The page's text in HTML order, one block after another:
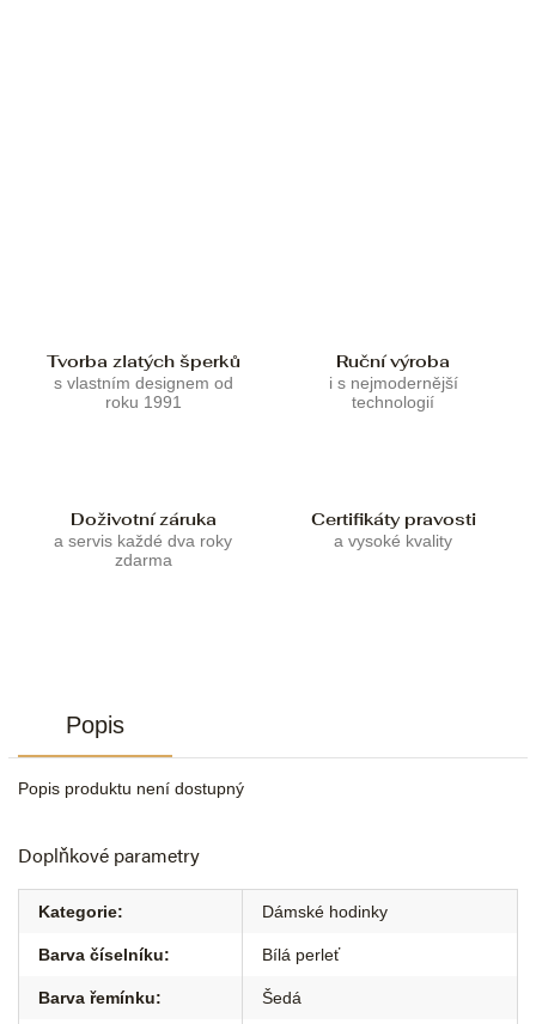
Tvorba zlatých šperků
s vlastním designem od
roku 1991
Ruční výroba
i s nejmodernější
technologií
Doživotní záruka
a servis každé dva roky
zdarma
Certifikáty pravosti
a vysoké kvality
Popis
Popis produktu není dostupný
Doplňkové parametry
Kategorie: Dámské hodinky
Barva číselníku: Bílá perleť
Barva řemínku: Šedá